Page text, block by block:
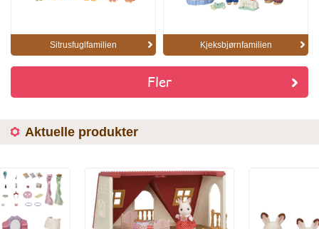
Sitrusfuglfamilien Kjeksbjørnfamilien
Fler
Aktuelle produkter